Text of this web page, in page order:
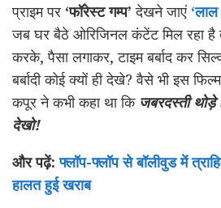
प्राइम पर ‘फॉरेस्ट गम्प’ देखने जाएं
जब घर बैठे ओरिजिनल कंटेंट मिल रहा है
करके, पैसा लगाकर, टाइम बर्बाद कर
बर्बादी कोई क्यों ही देखे? वैसे भी इस
कपूर ने कभी कहा था कि जबरदस्ती थोड़े
देखो!
और पढ़ें:फ्लॉप-फ्लॉप से बॉलीवुड में
हालत हुई खराब